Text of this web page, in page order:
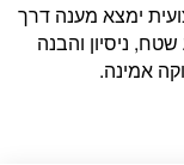
ימצא מענה דרך
ניסיון והבנה
אמינה.